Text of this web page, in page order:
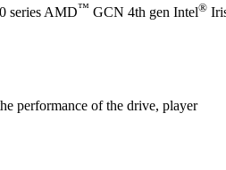
series AMD™ GCN 4th gen Intel®
performance of the drive, player